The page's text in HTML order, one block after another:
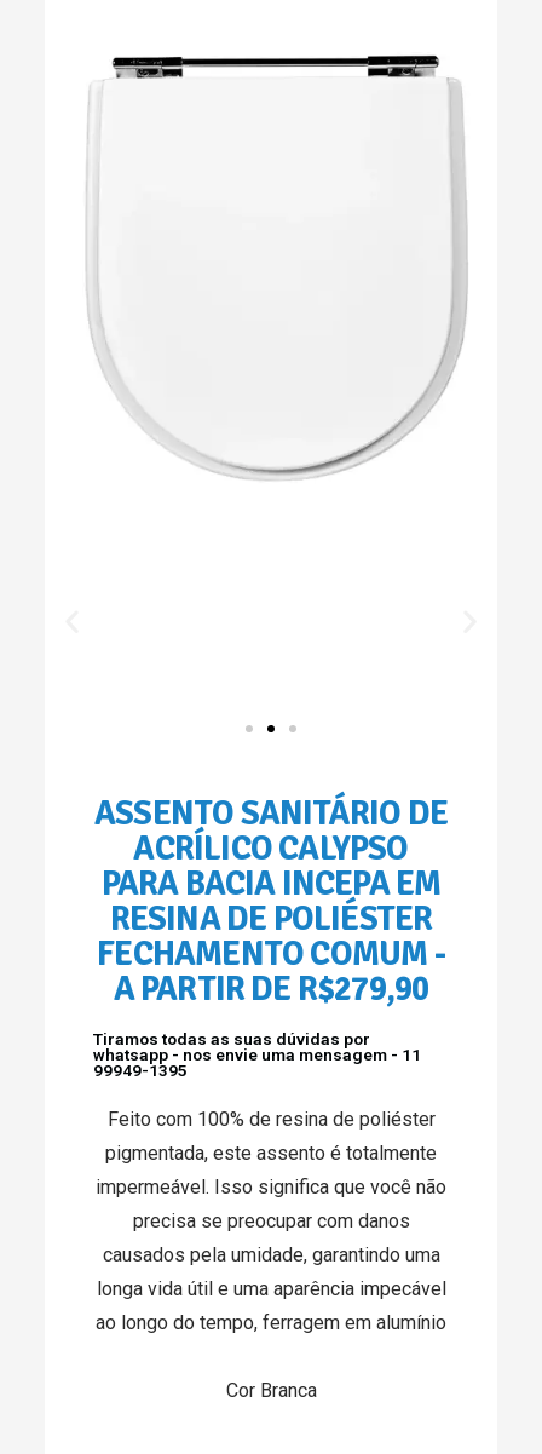
ASSENTO SANITÁRIO DE
ACRÍLICO CALYPSO
PARA BACIA INCEPA EM
RESINA DE POLIÉSTER
FECHAMENTO COMUM -
A PARTIR DE R$279,90
Tiramos todas as suas dúvidas por
whatsapp - nos envie uma mensagem - 11
99949-1395
Feito com 100% de resina de poliéster
pigmentada, este assento é totalmente
impermeável. Isso significa que você não
precisa se preocupar com danos
causados pela umidade, garantindo uma
longa vida útil e uma aparência impecável
ao longo do tempo, ferragem em alumínio
Cor Branca